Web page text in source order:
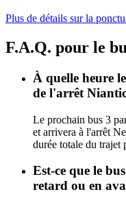
Plus de détails sur la
F.A.Q. pour le
À quelle heure
de l'arrêt
Le prochain bus 3
et arrivera à l'arrêt
durée totale du trajet
Est-ce que le
retard ou en